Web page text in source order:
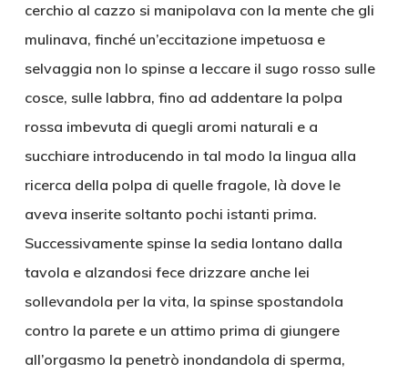
cerchio al cazzo si manipolava con la mente che gli
mulinava, finché un’eccitazione impetuosa e
selvaggia non lo spinse a leccare il sugo rosso sulle
cosce, sulle labbra, fino ad addentare la polpa
rossa imbevuta di quegli aromi naturali e a
succhiare introducendo in tal modo la lingua alla
ricerca della polpa di quelle fragole, là dove le
aveva inserite soltanto pochi istanti prima.
Successivamente spinse la sedia lontano dalla
tavola e alzandosi fece drizzare anche lei
sollevandola per la vita, la spinse spostandola
contro la parete e un attimo prima di giungere
all’orgasmo la penetrò inondandola di sperma,